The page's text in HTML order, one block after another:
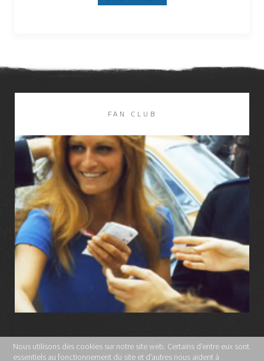
FAN CLUB
LIRE LA SUITE
Nous utilisons des cookies sur notre site web. Certains d’entre eux sont
essentiels au fonctionnement du site et d’autres nous aident à